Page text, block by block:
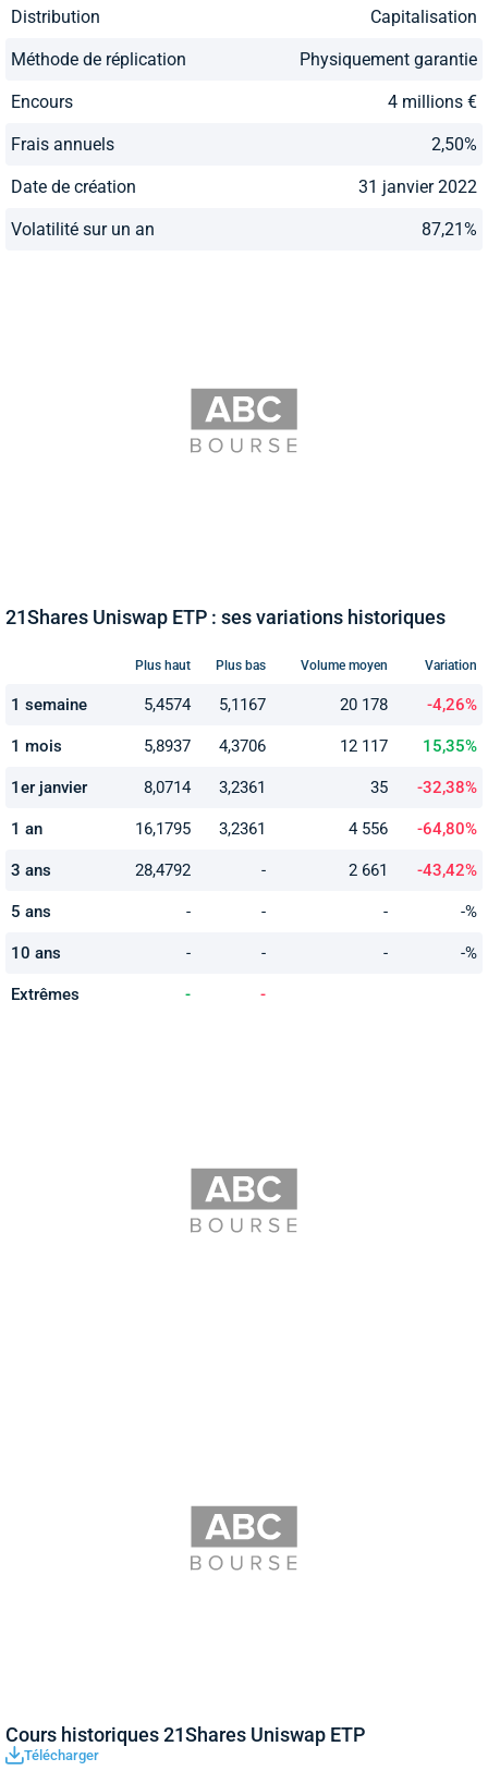
Distribution Capitalisation
Méthode de réplication Physiquement garantie
Encours 4 millions €
Frais annuels 2,50%
Date de création 31 janvier 2022
Volatilité sur un an 87,21%
21Shares Uniswap ETP : ses variations historiques
Plus haut Plus bas Volume moyen Variation
1 semaine 5,4574 5,1167 20 178 -4,26%
1 mois 5,8937 4,3706 12 117 15,35%
1er janvier 8,0714 3,2361 35 -32,38%
1 an 16,1795 3,2361 4 556 -64,80%
3 ans 28,4792 - 2 661 -43,42%
5 ans - - - -%
10 ans - - - -%
Extrêmes - -
Cours historiques 21Shares Uniswap ETP
Télécharger